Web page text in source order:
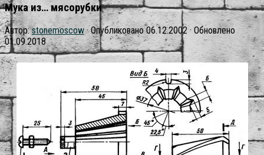
Мука из… мясорубки
Автор:stonemoscow · Опубликовано06.12.2002 · Обновлено
01.09.2018